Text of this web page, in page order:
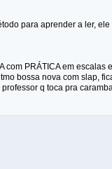
para aprender a ler,
PRÁTICA em
bossa nova com slap,
q toca pra